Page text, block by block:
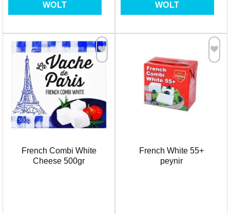
WOLT WOLT
Favorilere
Ekle
French Combi White
Cheese 500gr
Favorilere
French White 55+
peynir